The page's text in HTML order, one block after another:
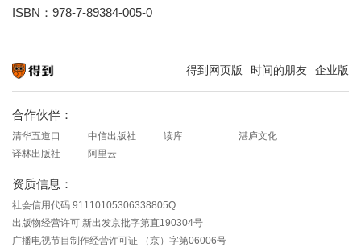
ISBN：978-7-89384-005-0
得到网页版 时间的朋友 企业版
合作伙伴：
清华五道口 中信出版社 读库
湛庐文化
译林出版社
阿里云
资质信息：
社会信用代码 91110105306338805Q
出版物经营许可 新出发京批字第直190304号
广播电视节目制作经营许可证 （京）字第06006号